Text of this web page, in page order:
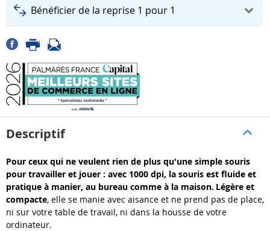
Bénéficier de la reprise 1 pour 1
Descriptif
Pour ceux qui ne veulent rien de plus qu'une simple souris
pour travailler et jouer : avec 1000 dpi, la souris est fluide et
pratique à manier, au bureau comme à la maison. Légère et
compacte, elle se manie avec aisance et ne prend pas de place,
ni sur votre table de travail, ni dans la housse de votre
ordinateur.